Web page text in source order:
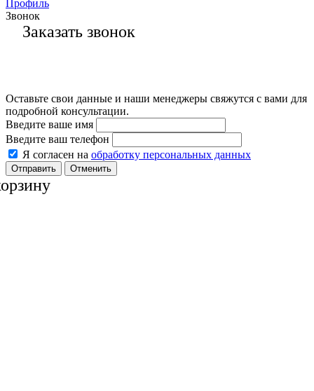
Профиль
Звонок
Заказать звонок
Оставьте свои данные и наши менеджеры свяжутся с вами для
подробной консультации.
Введите ваше имя
Введите ваш телефон
Я согласен на обработку персональных данных
Отменить